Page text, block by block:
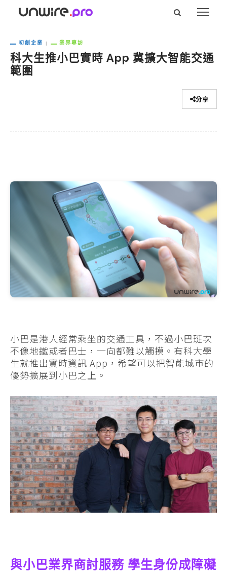
初創企業 業界專訪
科大生推小巴實時 App 冀擴大智能交通
範圍
分享
小巴是港人經常乘坐的交通工具，不過小巴班次
不像地鐵或者巴士，一向都難以觸摸。有科大學
生就推出實時資訊 App，希望可以把智能城市的
優勢擴展到小巴之上。
與小巴業界商討服務 學生身份成障礙